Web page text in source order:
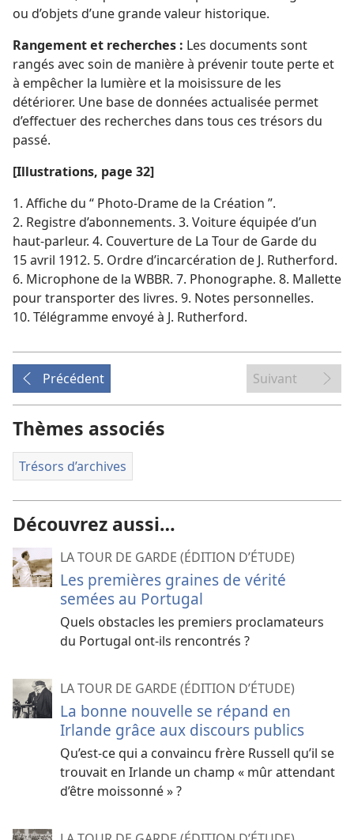
ou d’objets d’une grande valeur historique.
Rangement et recherches : Les documents sont
rangés avec soin de manière à prévenir toute perte et
à empêcher la lumière et la moisissure de les
détériorer. Une base de données actualisée permet
d’effectuer des recherches dans tous ces trésors du
passé.
[Illustrations, page 32]
1. Affiche du “ Photo-Drame de la Création ”.
2. Registre d’abonnements. 3. Voiture équipée d’un
haut-parleur. 4. Couverture de La Tour de Garde du
15 avril 1912. 5. Ordre d’incarcération de J. Rutherford.
6. Microphone de la WBBR. 7. Phonographe. 8. Mallette
pour transporter des livres. 9. Notes personnelles.
10. Télégramme envoyé à J. Rutherford.
Précédent Suivant
Thèmes associés
Trésors d’archives
Découvrez aussi…
LA TOUR DE GARDE (ÉDITION D’ÉTUDE)
Les premières graines de vérité
semées au Portugal
Quels obstacles les premiers proclamateurs
du Portugal ont-​ils rencontrés ?
LA TOUR DE GARDE (ÉDITION D’ÉTUDE)
La bonne nouvelle se répand en
Irlande grâce aux discours publics
Qu’est-​ce qui a convaincu frère Russell qu’il se
trouvait en Irlande un champ « mûr attendant
d’être moissonné » ?